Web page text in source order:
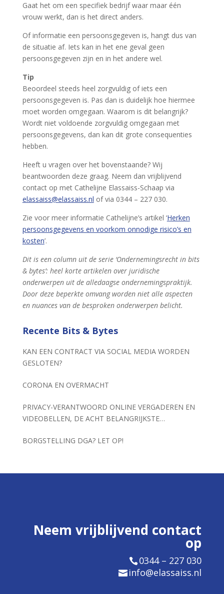
Gaat het om een specifiek bedrijf waar maar één
vrouw werkt, dan is het direct anders.
Of informatie een persoonsgegeven is, hangt dus van
de situatie af. Iets kan in het ene geval geen
persoonsgegeven zijn en in het andere wel.
Tip
Beoordeel steeds heel zorgvuldig of iets een
persoonsgegeven is. Pas dan is duidelijk hoe hiermee
moet worden omgegaan. Waarom is dit belangrijk?
Wordt niet voldoende zorgvuldig omgegaan met
persoonsgegevens, dan kan dit grote consequenties
hebben.
Heeft u vragen over het bovenstaande? Wij
beantwoorden deze graag. Neem dan vrijblijvend
contact op met Cathelijne Elassaiss-Schaap via
elassaiss@elassaiss.nl of via 0344 – 227 030.
Zie voor meer informatie Cathelijne’s artikel ‘Herken
persoonsgegevens en voorkom onnodige risico’s en
kosten’.
Dit is een column uit de serie ‘Ondernemingsrecht in bits
& bytes’: heel korte artikelen over juridische
onderwerpen uit de alledaagse ondernemingspraktijk.
Door deze beperkte omvang worden niet alle aspecten
en nuances van de besproken onderwerpen belicht.
Recente Bits & Bytes
KAN EEN CONTRACT VIA SOCIAL MEDIA WORDEN
GESLOTEN?
CORONA EN OVERMACHT
PRIVACY-VERANTWOORD ONLINE VERGADEREN EN
VIDEOBELLEN, DE ACHT BELANGRIJKSTE
BORGSTELLING DGA? LET OP!
Neem vrijblijvend contact
op
0344 – 227 030
info@elassaiss.nl